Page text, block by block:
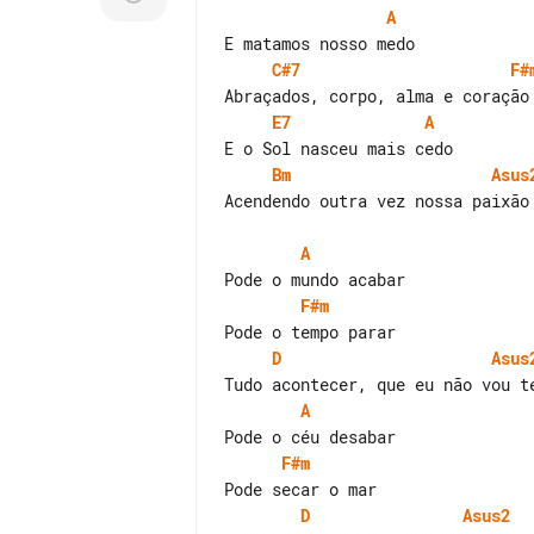
A
C#7
E7
A
Bm
Acendendo outra vez nossa paixão
A
F#m
D
A
F#m
D
Asus2